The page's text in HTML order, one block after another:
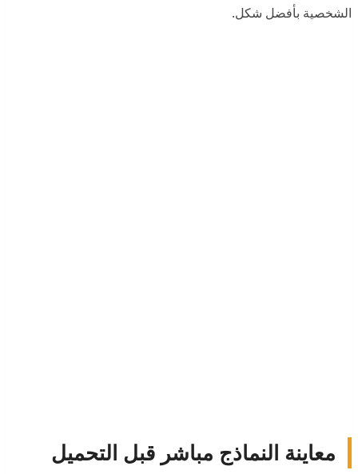
الشخصية بأفضل شكل.
معاينة النماذج مباشر قبل التحميل